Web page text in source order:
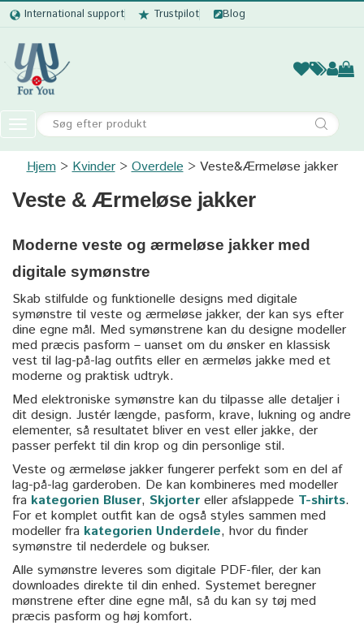
International support Trustpilot Blog
Kvinder
Toggle
navigation
Kvinder
Mænd
Accessories
Hjem Kvinder Overdele Veste&Ærmeløse jakker
Veste & Ærmeløse jakker
Moderne veste og ærmeløse jakker med
digitale symønstre
Skab stilfulde og funktionelle designs med digitale
symønstre til veste og ærmeløse jakker, der kan sys efter
dine egne mål. Med symønstrene kan du designe modeller
med præcis pasform – uanset om du ønsker en klassisk
vest til lag-på-lag outfits eller en ærmeløs jakke med et
moderne og praktisk udtryk.
Med elektroniske symønstre kan du tilpasse alle detaljer i
dit design. Justér længde, pasform, krave, lukning og andre
elementer, så resultatet bliver en vest eller jakke, der
passer perfekt til din krop og din personlige stil.
Veste og ærmeløse jakker fungerer perfekt som en del af
lag-på-lag garderoben. De kan kombineres med modeller
fra kategorien Bluser, Skjorter eller afslappede T-shirts.
For et komplet outfit kan de også styles sammen med
modeller fra kategorien Underdele, hvor du finder
symønstre til nederdele og bukser.
Alle symønstre leveres som digitale PDF-filer, der kan
downloades direkte til din enhed. Systemet beregner
mønstrene efter dine egne mål, så du kan sy tøj med
præcis pasform og høj komfort.